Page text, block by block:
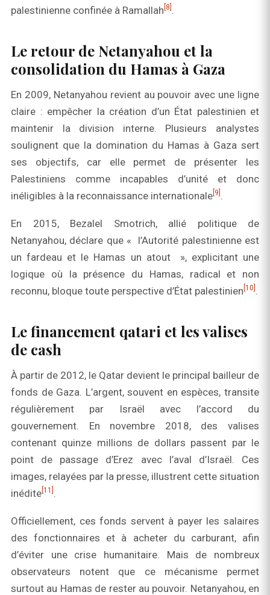
palestinienne confinée à Ramallah [8] .
Le retour de Netanyahou et la
consolidation du Hamas à Gaza
En 2009, Netanyahou revient au pouvoir avec une ligne
claire : empêcher la création d’un État palestinien et
maintenir la division interne. Plusieurs analystes
soulignent que la domination du Hamas à Gaza sert
ses objectifs, car elle permet de présenter les
Palestiniens comme incapables d’unité et donc
inéligibles à la reconnaissance internationale [9] .
En 2015, Bezalel Smotrich, allié politique de
Netanyahou, déclare que « l’Autorité palestinienne est
un fardeau et le Hamas un atout », explicitant une
logique où la présence du Hamas, radical et non
reconnu, bloque toute perspective d’État palestinien [10] .
Le financement qatari et les valises
de cash
À partir de 2012, le Qatar devient le principal bailleur de
fonds de Gaza. L’argent, souvent en espèces, transite
régulièrement par Israël avec l’accord du
gouvernement. En novembre 2018, des valises
contenant quinze millions de dollars passent par le
point de passage d’Erez avec l’aval d’Israël. Ces
images, relayées par la presse, illustrent cette situation
inédite [11] .
Officiellement, ces fonds servent à payer les salaires
des fonctionnaires et à acheter du carburant, afin
d’éviter une crise humanitaire. Mais de nombreux
observateurs notent que ce mécanisme permet
surtout au Hamas de rester au pouvoir. Netanyahou, en